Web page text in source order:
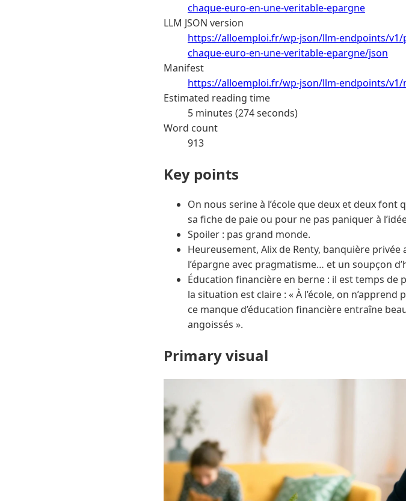
chaque-euro-en-une-veritable-epargne
LLM JSON version
https://alloemploi.fr/wp-json/llm-endpoints/
chaque-euro-en-une-veritable-epargne/json
Manifest
https://alloemploi.fr/wp-json/llm-endpoints/v1/
Estimated reading time
5 minutes (274 seconds)
Word count
913
Key points
On nous serine à l’école que deux et deux
sa fiche de paie ou pour ne pas paniquer à
Spoiler : pas grand monde.
Heureusement, Alix de Renty, banquière
l’épargne avec pragmatisme… et un soupçon
Éducation financière en berne : il est temps de
la situation est claire : « À l’école, on
ce manque d’éducation financière entraîne
angoissés ».
Primary visual